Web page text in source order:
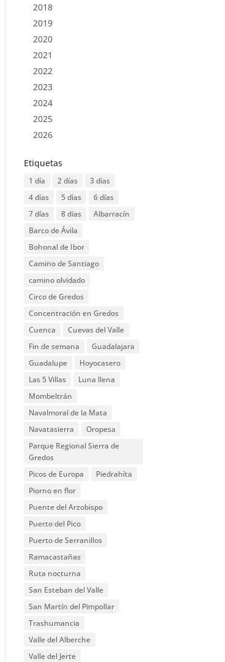
2018
2019
2020
2021
2022
2023
2024
2025
2026
Etiquetas
1 día 2 días
3 días
4 días
5 días
6 días
7 días
8 días
Albarracín
Barco de Ávila
Bohonal de Ibor
Camino de Santiago
camino olvidado
Circo de Gredos
Concentración en Gredos
Cuenca
Cuevas del Valle
Fin de semana
Guadalajara
Guadalupe
Hoyocasero
Las 5 Villas
Luna llena
Mombeltrán
Navalmoral de la Mata
Navatasierra
Oropesa
Parque Regional Sierra de
Gredos
Picos de Europa
Piedrahíta
Piorno en flor
Puente del Arzobispo
Puerto del Pico
Puerto de Serranillos
Ramacastañas
Ruta nocturna
San Esteban del Valle
San Martín del Pimpollar
Trashumancia
Valle del Alberche
Valle del Jerte